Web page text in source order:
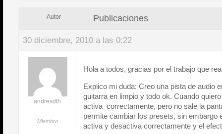
Autor Publicaciones
30 diciembre, 2010 a las 0:22
andresdth
Miembro
Hola a todos, gracias por el trabajo que
Explico mi duda: Creo una pista de audio
guitarra en limpio y todo ok. Cuando
activa correctamente, pero no sale la
permite cambiar los presets, sin embargo
activa y desactiva correctamente y el